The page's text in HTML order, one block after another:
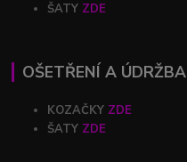
ŠATY ZDE
OŠETŘENÍ A ÚDRŽBA
KOZAČKY ZDE
ŠATY ZDE